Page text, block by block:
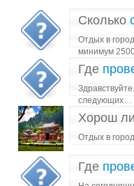
Сколько
Отдых в
минимум
Где
следующих…
Хорош
Отдых в
Где